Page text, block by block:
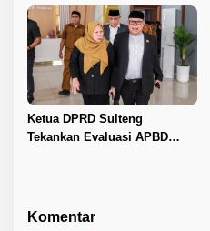
Ketua DPRD Sulteng
Tekankan Evaluasi APBD
Komentar